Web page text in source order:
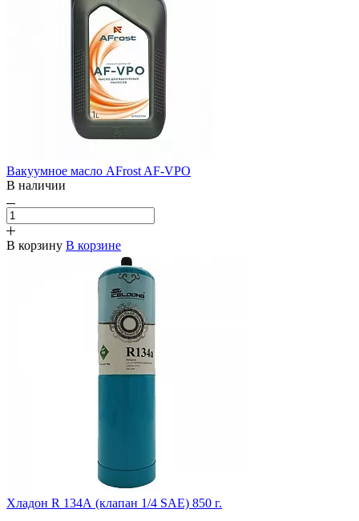
Вакуумное масло AFrost AF-VPO
В наличии
В корзину В корзине
Хладон R 134А (клапан 1/4 SAE) 850 г.